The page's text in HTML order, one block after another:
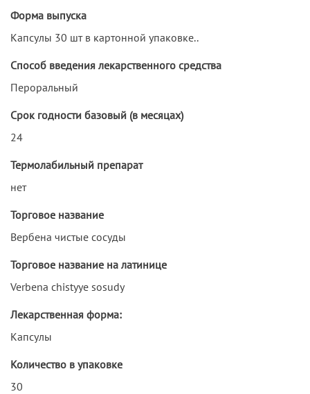
Форма выпуска
Капсулы 30 шт в картонной упаковке..
Способ введения лекарственного средства
Пероральный
Срок годности базовый (в месяцах)
24
Термолабильный препарат
нет
Торговое название
Вербена чистые сосуды
Торговое название на латинице
Verbena chistyye sosudy
Лекарственная форма:
Капсулы
Количество в упаковке
30